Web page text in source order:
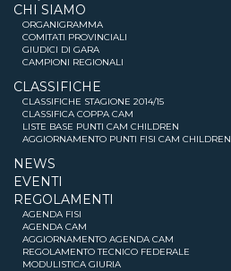
CHI SIAMO
ORGANIGRAMMA
COMITATI PROVINCIALI
GIUDICI DI GARA
CAMPIONI REGIONALI
CLASSIFICHE
CLASSIFICHE STAGIONE 2014/15
CLASSIFICA COPPA CAM
LISTE BASE PUNTI CAM CHILDREN
AGGIORNAMENTO PUNTI FISI CAM CHILDREN
NEWS
EVENTI
REGOLAMENTI
AGENDA FISI
AGENDA CAM
AGGIORNAMENTO AGENDA CAM
REGOLAMENTO TECNICO FEDERALE
MODULISTICA GIURIA